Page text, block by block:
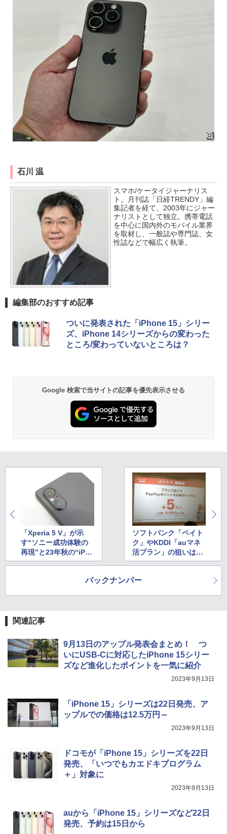
石川 温
スマホ/ケータイジャーナリス
ト。月刊誌「日経TRENDY」編
集記者を経て、2003年にジャー
ナリストとして独立。携帯電話
を中心に国内外のモバイル業界
を取材し、一般誌や専門誌、女
性誌などで幅広く執筆。
編集部のおすすめ記事
ついに発表された「iPhone 15」シリー
ズ、iPhone 14シリーズからの変わった
ところ/変わっていないところは？
Google 検索で当サイトの記事を優先表示させる
「Xperia 5 V」が示
す“ソニー成功体験の
再現”と23年秋の“iPho
ne包囲網”
ソフトバンク「ペイト
ク」やKDDI「auマネ
活プラン」の狙いは？
通信と金融の融合へ
バックナンバー
関連記事
9月13日のアップル発表会まとめ！ つ
いにUSB-Cに対応したiPhone 15シリー
ズなど進化したポイントを一気に紹介
2023年9月13日
「iPhone 15」シリーズは22日発売、ア
ップルでの価格は12.5万円～
2023年9月13日
ドコモが「iPhone 15」シリーズを22日
発売、「いつでもカエドキプログラム
＋」対象に
2023年9月13日
auから「iPhone 15」シリーズなど22日
発売、予約は15日から